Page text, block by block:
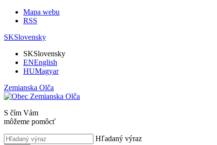
Mapa webu
RSS
SKSlovensky
SKSlovensky
ENEnglish
HUMagyar
Zemianska Olča
S čím Vám
môžeme pomôcť
Hľadaný výraz